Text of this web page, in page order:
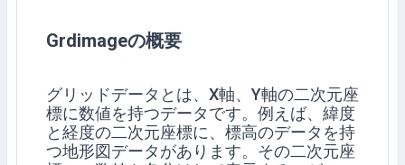
Grdimageの概要
グリッドデータとは、X軸、Y軸の二次元座
標に数値を持つデータです。例えば、緯度
と経度の二次元座標に、標高のデータを持
つ地形図データがあります。その二次元座